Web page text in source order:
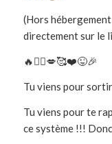
(Hors
directement sur le
🔥❤️‍🔥💋🥰❤️😜🎉
Tu viens pour
Tu viens pour te
ce système !!!